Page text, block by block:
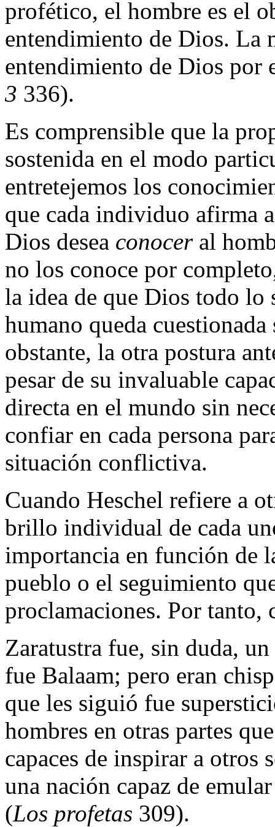
profético, el hombre es el
entendimiento de Dios. La
entendimiento de Dios por
3 336).
Es comprensible que la
sostenida en el modo
entretejemos los
que cada individuo afirma
Dios desea conoceral
no los conoce por
la idea de que Dios todo lo
humano queda
obstante, la otra postura
pesar de su invaluable
directa en el mundo sin
confiar en cada persona
situación conflictiva.
Cuando Heschel refiere a
brillo individual de cada
importancia en función de
pueblo o el seguimiento
proclamaciones. Por tanto,
Zaratustra fue, sin duda,
fue Balaam; pero eran
que les siguió fue
hombres en otras partes
capaces de inspirar a otros
una nación capaz de
(Los profetas 309).